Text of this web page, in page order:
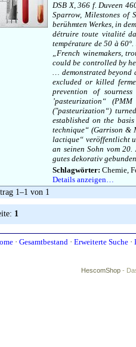
DSB X, 366 f. Duveen
Sparrow, Milestones of
berühmten Werkes, in
détruire toute vitalité
température de 50 à
„French winemakers,
could be controlled by
… demonstrated beyond
excluded or killed
prevention of
’pasteurization“
(″pasteurization“)
established on the
technique“ (Garrison &
lactique“ veröffentlicht
an seinen Sohn vom
gutes dekorativ
Schlagwörter: Chemie,
Details anzeigen…
1–1 von 1
1
· Gesamtbestand · Erweiterte Suche ·
HescomShop -